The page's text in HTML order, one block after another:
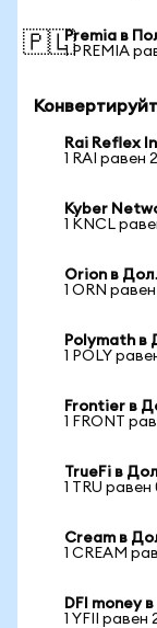
🇵🇱Premia в
1 PREMIA
Rai Reflex
1 RAI равен
Kyber
1 KNCL
Orion в
1 ORN
Polymath
1 POLY
Frontier в
1 FRONT
TrueFi в
1 TRU
Cream в
1 CREAM
DFI money
1 YFII равен